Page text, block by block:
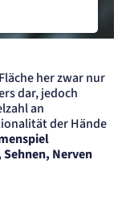
her zwar nur
dar, jedoch
an
der Hände
Nerven